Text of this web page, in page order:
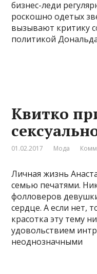
бизнес-леди
роскошно одетых
вызывают критику
политикой
Квитко
01.02.2017 Мода
Личная жизнь
семью печатями.
фолловеров
сердце. А если нет,
красотка эту тему
удовольствием
неоднозначными